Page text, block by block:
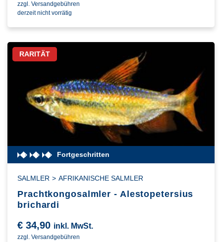
zzgl. Versandgebühren
derzeit nicht vorrätig
RARITÄT
Fortgeschritten
SALMLER > AFRIKANISCHE SALMLER
Prachtkongosalmler - Alestopetersius
brichardi
€ 34,90 inkl. MwSt.
zzgl. Versandgebühren